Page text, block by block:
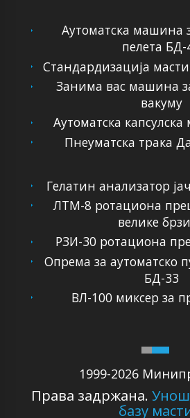
Аутоматска машина
пелета БД-
Стандардизација
Занима вас машина
вакуму
Аутоматска
Пнеуматска трака
1999-2026
Права задржана.
базу
Гелатин анализатор
ЛТМ-8 ротациона
велике
РЗИ-30 ротациона
Опрема за аутоматско
БД-33
ВЛ-100 миксер за